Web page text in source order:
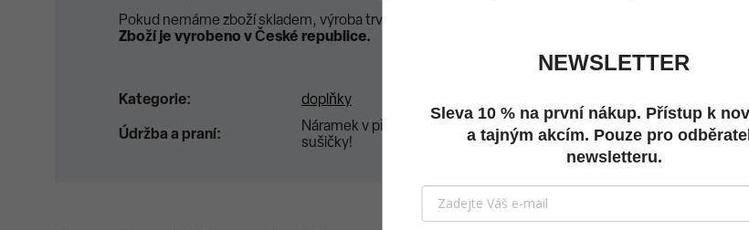
Pokud nemáme zboží skladem, výroba trvá okolo 2 týdnů.
Zboží je vyrobeno v České republice.
Kategorie: doplňky
Údržba a praní:
Náramek v případě potřeby ručně očištěte neagresivním prostředkem
sušičky!
NEWSLETTER
Sleva 10 % na první nákup. Přístup k
a tajným akcím. Pouze pro
newsletteru.